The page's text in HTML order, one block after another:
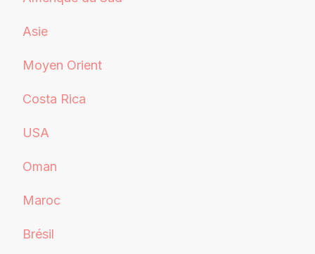
Asie
Moyen Orient
Costa Rica
USA
Oman
Maroc
Brésil